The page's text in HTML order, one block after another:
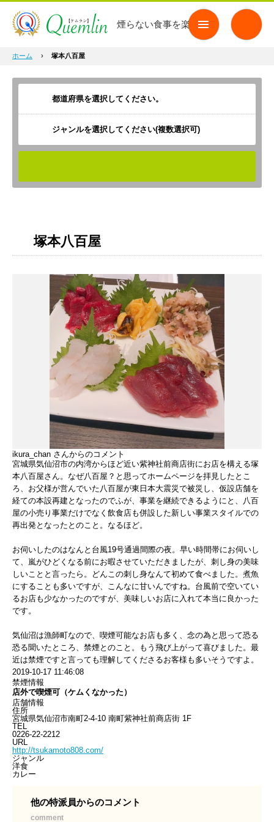
煙らない食事を楽しもう
ホーム › 塚本八百屋
ジャンルを選択してください(複数選択可)
塚本八百屋
ikura_chan さんからのコメント
宮城県気仙沼市の内湾からほど近い紫神社前商店街にお店を構える塚
本八百屋さん。なぜ八百屋？と思ってホームページを拝見したとこ
ろ、お父様が営んでいた八百屋が東日本大震災で被災し、仮設店舗を
経ての本設再建となったのでふが、事業を継続できるようにと、八百
屋の小売り事業だけでなく飲食店も併設した新しい事業スタイルでの
再出発となったとのこと。なるほど。
お伺いしたのはなんと台風19号通過間際の夜。早い時間帯にお伺いし
て、嵐がひどくなる前にお暇させていただきましたが、刺し身の美味
しいことと言ったら。どんこの刺し身なんて初めて食べました。煮魚
にすることも多いですが、こんなに甘いんですね。台風前で空いてい
るお店も少なかったのですが、美味しいお店に入れて本当に良かった
です。
気仙沼は漁師町なので、喫煙可能なお店も多く、念の為と思って恐る
恐る聞いたところ、禁煙とのこと。もう飛び上がって喜びました。最
近は禁煙ですと言っても理解してくださるお客様も多いそうですよ。
2019-10-17 11:46:08
禁煙情報
店外で喫煙可（ケムくなかった）
店舗情報
住所
宮城県気仙沼市南町2-4-10 南町紫神社前商店街 1F
TEL
0226-22-2212
URL
http://tsukamoto808.com/
ジャンル
洋食
カレー
塚本八百屋
他の特派員からのコメント
comment